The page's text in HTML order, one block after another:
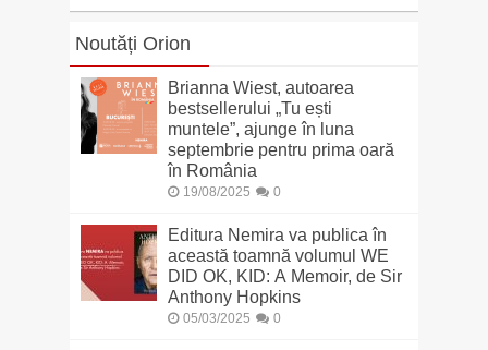
Noutăți Orion
Brianna Wiest, autoarea
bestsellerului „Tu ești
muntele”, ajunge în luna
septembrie pentru prima oară
în România
19/08/2025 0
Editura Nemira va publica în
această toamnă volumul WE
DID OK, KID: A Memoir, de Sir
Anthony Hopkins
05/03/2025 0